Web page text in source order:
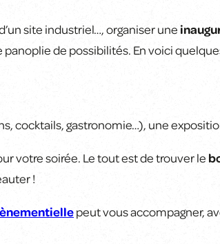
site industriel…, organiser une
de possibilités. En voici
cocktails, gastronomie…), une
votre soirée. Le tout est de trouver le
!
peut vous accompagner,